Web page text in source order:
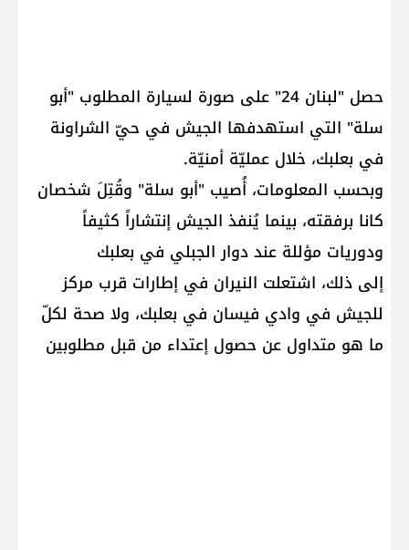
حصل "لبنان 24" على صورة لسيارة المطلوب "أبو
سلة" التي استهدفها الجيش في حيّ الشراونة
في بعلبك، خلال عمليّة أمنيّة.
وبحسب المعلومات، أُصيب "أبو سلة" وقُتِلَ شخصان
كانا برفقته، بينما يُنفذ الجيش إنتشاراً كثيفاً
ودوريات مؤللة عند دوار الجبلي في بعلبك
إلى ذلك، اشتعلت النيران في إطارات قرب مركز
للجيش في وادي فيسان في بعلبك، ولا صحة لكلّ
ما هو متداول عن حصول إعتداء من قبل مطلوبين